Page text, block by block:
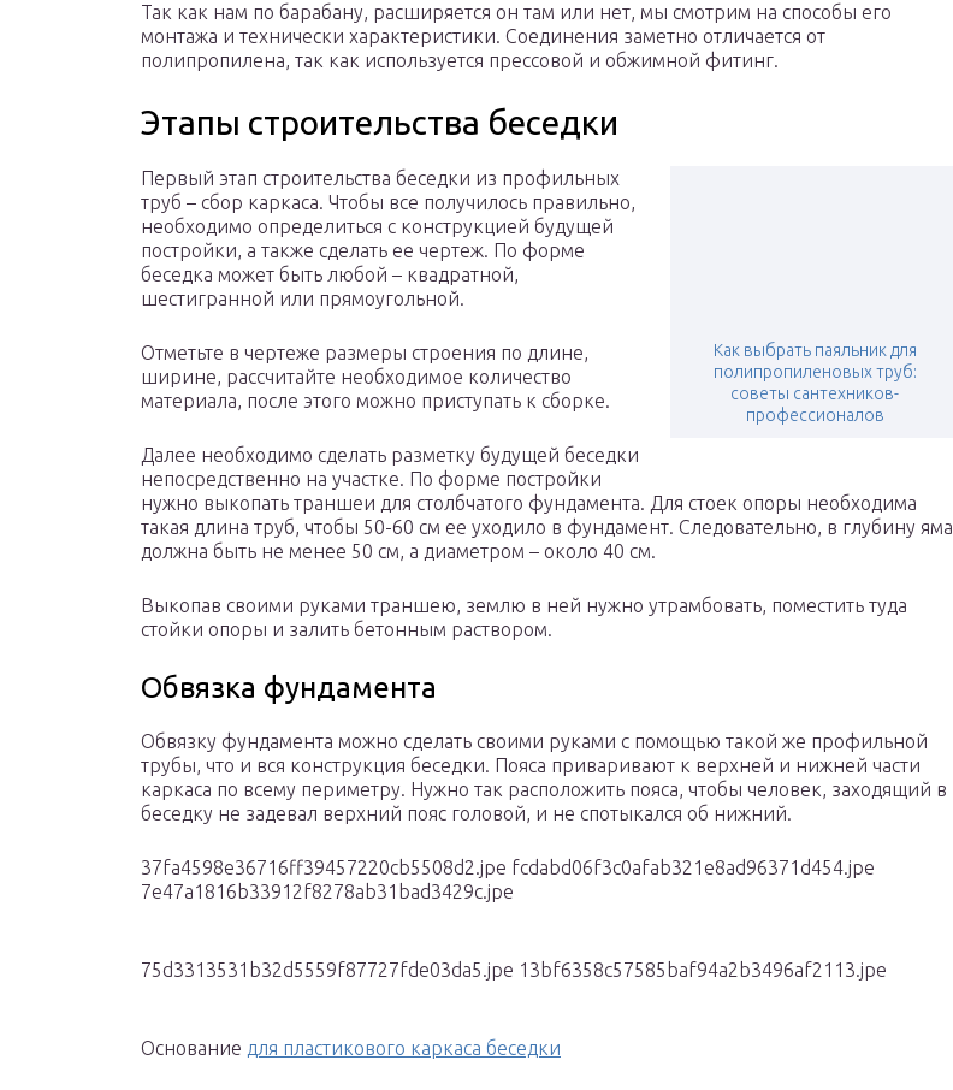
Так как нам по барабану, расширяется он там или нет, мы смотрим на способы его
монтажа и технически характеристики. Соединения заметно отличается от
полипропилена, так как используется прессовой и обжимной фитинг.
Этапы строительства беседки
Как выбрать паяльник для
полипропиленовых труб:
советы сантехников-
профессионалов
Первый этап строительства беседки из профильных
труб – сбор каркаса. Чтобы все получилось правильно,
необходимо определиться с конструкцией будущей
постройки, а также сделать ее чертеж. По форме
беседка может быть любой – квадратной,
шестигранной или прямоугольной.
Отметьте в чертеже размеры строения по длине,
ширине, рассчитайте необходимое количество
материала, после этого можно приступать к сборке.
Далее необходимо сделать разметку будущей беседки
непосредственно на участке. По форме постройки
нужно выкопать траншеи для столбчатого фундамента. Для стоек опоры необходима
такая длина труб, чтобы 50-60 см ее уходило в фундамент. Следовательно, в глубину яма
должна быть не менее 50 см, а диаметром – около 40 см.
Выкопав своими руками траншею, землю в ней нужно утрамбовать, поместить туда
стойки опоры и залить бетонным раствором.
Обвязка фундамента
Обвязку фундамента можно сделать своими руками с помощью такой же профильной
трубы, что и вся конструкция беседки. Пояса приваривают к верхней и нижней части
каркаса по всему периметру. Нужно так расположить пояса, чтобы человек, заходящий в
беседку не задевал верхний пояс головой, и не спотыкался об нижний.
37fa4598e36716ff39457220cb5508d2.jpe fcdabd06f3c0afab321e8ad96371d454.jpe
7e47a1816b33912f8278ab31bad3429c.jpe
75d3313531b32d5559f87727fde03da5.jpe 13bf6358c57585baf94a2b3496af2113.jpe
Основание для пластикового каркаса беседки